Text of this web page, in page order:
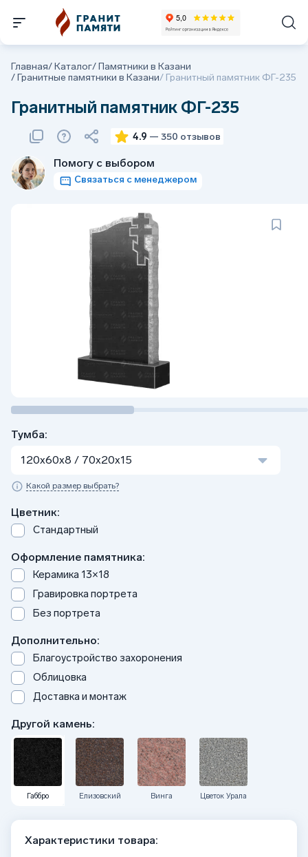
Главная/Каталог/Памятники в Казани
/Гранитные памятники в Казани/ Гранитный памятник ФГ-235
Гранитный памятник ФГ-235
4.9 — 350 отзывов
Помогу с выбором
Связаться с менеджером
Тумба:
120x60x8 / 70x20x15
Какой размер выбрать?
Цветник:
Стандартный
Оформление памятника:
Керамика 13×18
Гравировка портрета
Без портрета
Дополнительно:
Благоустройство захоронения
Облицовка
Доставка и монтаж
Другой камень:
Габбро Елизовский Винга Цветок Урала
Характеристики товара: